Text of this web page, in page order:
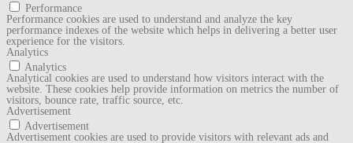
Performance
Performance cookies are used to understand and analyze the key
performance indexes of the website which helps in delivering a better user
experience for the visitors.
Analytics
Analytics
Analytical cookies are used to understand how visitors interact with the
website. These cookies help provide information on metrics the number of
visitors, bounce rate, traffic source, etc.
Advertisement
Advertisement
Advertisement cookies are used to provide visitors with relevant ads and